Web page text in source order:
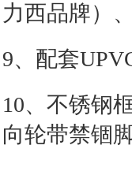
力西品牌）
9、配套
10、不锈钢
向轮带禁锢